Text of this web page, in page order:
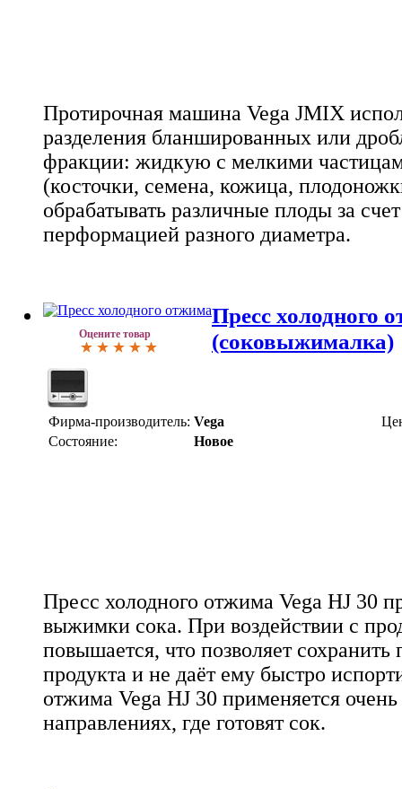
Протирочная машина Vega JMIX
разделения бланшированных или
фракции: жидкую с мелкими
(косточки, семена, кожица,
обрабатывать различные плоды за
перформацией разного диаметра.
Оцените товар
Пресс холодного
(соковыжималка)
Фирма-производитель: Vega
Состояние:
Новое
Пресс холодного отжима Vega HJ 30
выжимки сока. При воздействии с
повышается, что позволяет сохранить
продукта и не даёт ему быстро
отжима Vega HJ 30 применяется
направлениях, где готовят сок.